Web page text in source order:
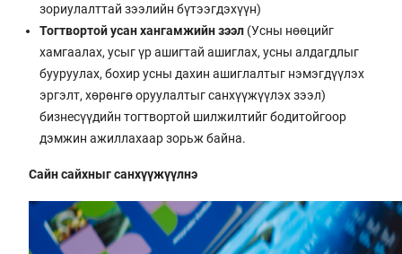
зориулалттай зээлийн бүтээгдэхүүн)
Тогтвортой усан хангамжийн зээл (Усны нөөцийг
хамгаалах, усыг үр ашигтай ашиглах, усны алдагдлыг
бууруулах, бохир усны дахин ашиглалтыг нэмэгдүүлэх
эргэлт, хөрөнгө оруулалтыг санхүүжүүлэх зээл)
бизнесүүдийн тогтвортой шилжилтийг бодитойгоор
дэмжин ажиллахаар зорьж байна.
Сайн сайхныг санхүүжүүлнэ